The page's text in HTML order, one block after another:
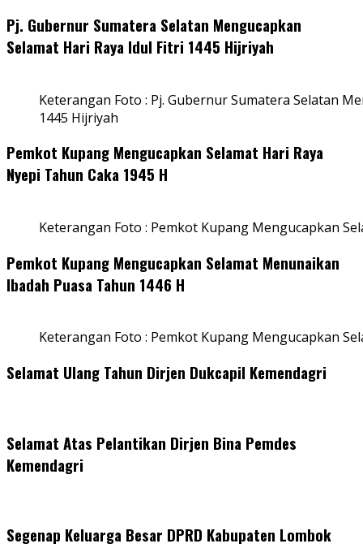
Pj. Gubernur Sumatera Selatan Mengucapkan
Selamat Hari Raya Idul Fitri 1445 Hijriyah
Keterangan Foto : Pj. Gubernur Sumatera Selatan
1445 Hijriyah
Pemkot Kupang Mengucapkan Selamat Hari Raya
Nyepi Tahun Caka 1945 H
Keterangan Foto : Pemkot Kupang Mengucapkan
Pemkot Kupang Mengucapkan Selamat Menunaikan
Ibadah Puasa Tahun 1446 H
Keterangan Foto : Pemkot Kupang Mengucapkan
Selamat Ulang Tahun Dirjen Dukcapil Kemendagri
Selamat Atas Pelantikan Dirjen Bina Pemdes
Kemendagri
Segenap Keluarga Besar DPRD Kabupaten Lombok